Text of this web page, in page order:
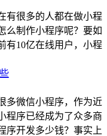
有很多的人都在做小程
么制作小程序呢？要如
有10亿在线用户，小程
多微信小程序，作为近
程序已经成为了众多商
序开发多少钱？事实上